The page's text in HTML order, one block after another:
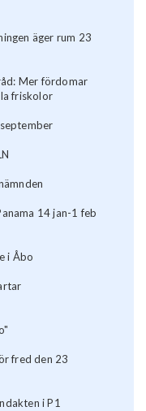
äger rum 23
Mer fördomar
friskolor
14 jan-1 feb
i Åbo
fred den 23
i P1